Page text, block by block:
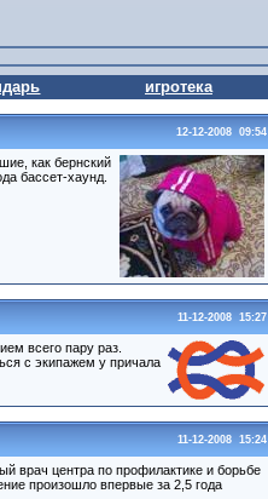
игротека
12-12-2008 09:54
как бернский
басcет-хаунд.
11-12-2008 15:27
всего пару раз.
с экипажем у причала
11-12-2008 15:24
врач центра по профилактике и борьбе
произошло впервые за 2,5 года